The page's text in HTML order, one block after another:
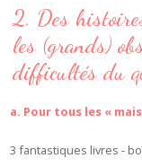
2. Des
les (grands)
difficultés du
a. Pour tous les «
3 fantastiques livres -